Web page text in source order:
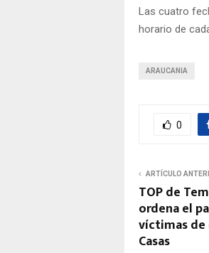
Las cuatro
horario de
ARAUCANIA
0
ARTÍCULO
TOP de
ordena el
víctimas de
Casas